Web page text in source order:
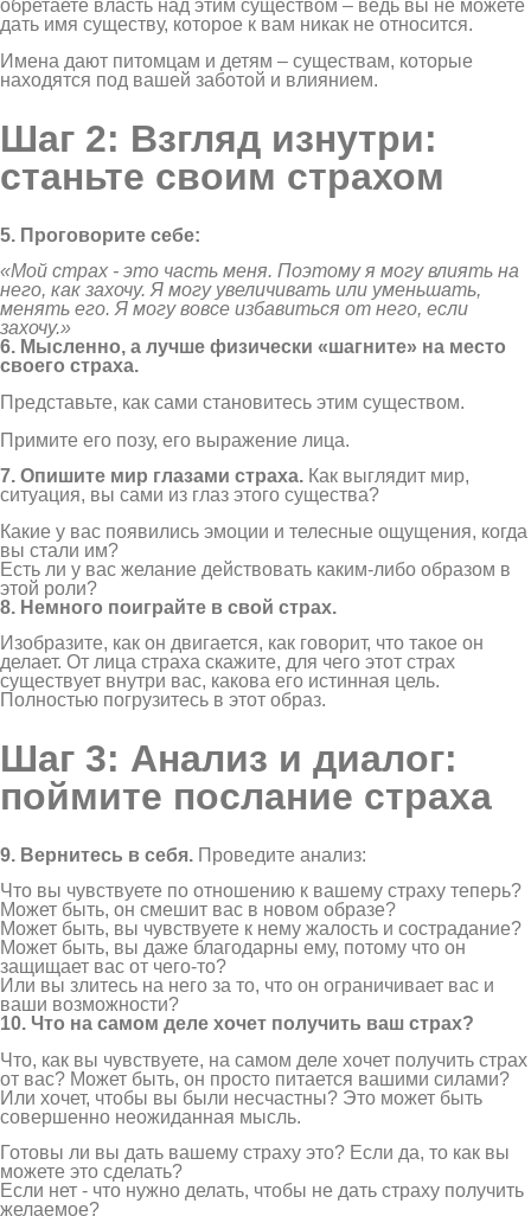
обретаете власть над этим существом – ведь вы не можете
дать имя существу, которое к вам никак не относится.
Имена дают питомцам и детям – существам, которые
находятся под вашей заботой и влиянием.
Шаг 2: Взгляд изнутри:
станьте своим страхом
5. Проговорите себе:
«Мой страх - это часть меня. Поэтому я могу влиять на
него, как захочу. Я могу увеличивать или уменьшать,
менять его. Я могу вовсе избавиться от него, если
захочу.»
6. Мысленно, а лучше физически «шагните» на место
своего страха.
Представьте, как сами становитесь этим существом.
Примите его позу, его выражение лица.
7. Опишите мир глазами страха. Как выглядит мир,
ситуация, вы сами из глаз этого существа?
Какие у вас появились эмоции и телесные ощущения, когда
вы стали им?
Есть ли у вас желание действовать каким-либо образом в
этой роли?
8. Немного поиграйте в свой страх.
Изобразите, как он двигается, как говорит, что такое он
делает. От лица страха скажите, для чего этот страх
существует внутри вас, какова его истинная цель.
Полностью погрузитесь в этот образ.
Шаг 3: Анализ и диалог:
поймите послание страха
9. Вернитесь в себя. Проведите анализ:
Что вы чувствуете по отношению к вашему страху теперь?
Может быть, он смешит вас в новом образе?
Может быть, вы чувствуете к нему жалость и сострадание?
Может быть, вы даже благодарны ему, потому что он
защищает вас от чего-то?
Или вы злитесь на него за то, что он ограничивает вас и
ваши возможности?
10. Что на самом деле хочет получить ваш страх?
Что, как вы чувствуете, на самом деле хочет получить страх
от вас? Может быть, он просто питается вашими силами?
Или хочет, чтобы вы были несчастны? Это может быть
совершенно неожиданная мысль.
Готовы ли вы дать вашему страху это? Если да, то как вы
можете это сделать?
Если нет - что нужно делать, чтобы не дать страху получить
желаемое?